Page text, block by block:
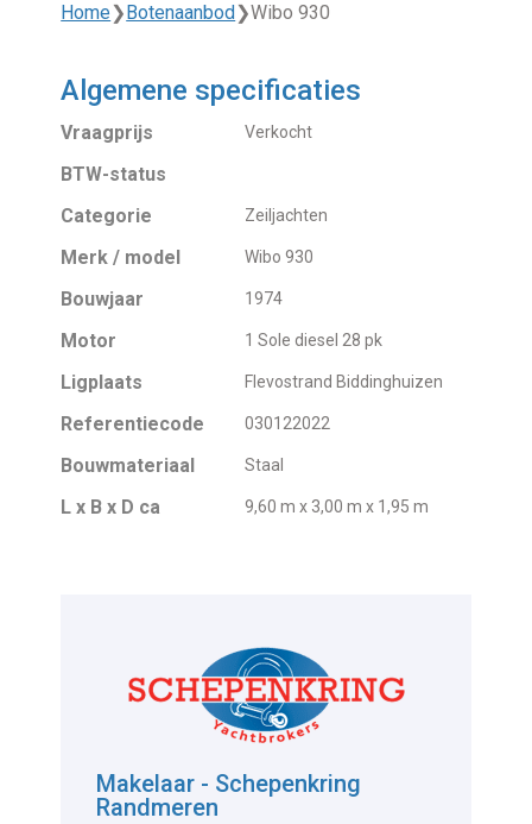
Home❯ Botenaanbod ❯Wibo 930
Algemene specificaties
Vraagprijs Verkocht
BTW-status
Categorie
Zeiljachten
Merk / model Wibo 930
Bouwjaar 1974
Motor 1 Sole diesel 28 pk
Ligplaats Flevostrand Biddinghuizen
Referentiecode 030122022
Bouwmateriaal Staal
L x B x D ca 9,60 m x 3,00 m x 1,95 m
Makelaar - Schepenkring
Randmeren